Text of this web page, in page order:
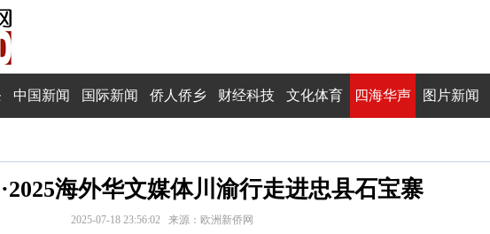
中国新闻 国际新闻 侨人侨乡 财经科技 文化体育 四海华声 图片新闻
海外华文媒体川渝行走进忠县石宝寨
2025-07-18 23:56:02 来源：欧洲新侨网